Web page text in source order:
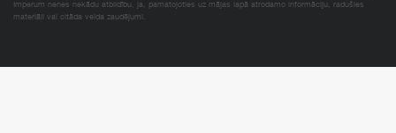
Imperum nenes nekādu atbildību, ja, pamatojoties uz mājas lapā atrodamo informāciju, radušies
materiāli vai citāda veida zaudējumi.